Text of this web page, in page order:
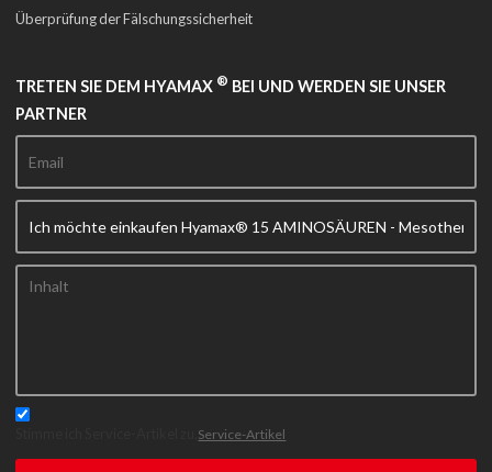
Überprüfung der Fälschungssicherheit
TRETEN SIE DEM HYAMAX ® BEI UND WERDEN SIE UNSER
PARTNER
Service-Artikel